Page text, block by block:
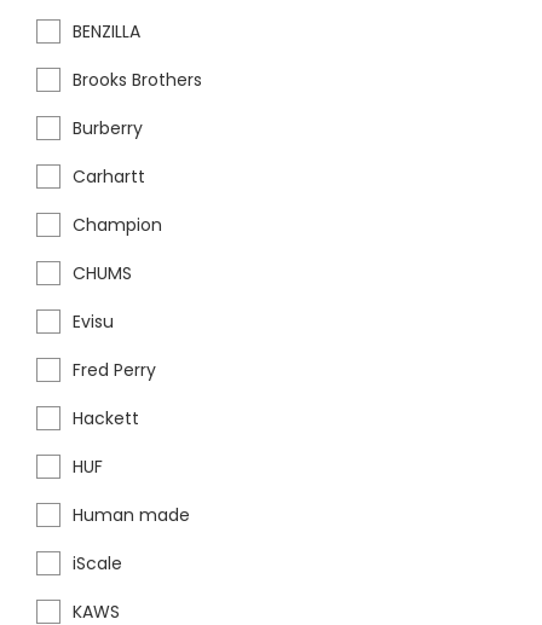
BENZILLA
Brooks Brothers
Burberry
Carhartt
Champion
CHUMS
Evisu
Fred Perry
Hackett
HUF
Human made
iScale
KAWS